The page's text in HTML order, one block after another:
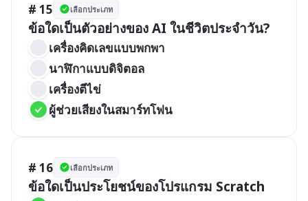
# 15 เลือกประเภท
ข้อใดเป็นตัวอย่างของ AI ในชีวิตประจำวัน?
เครื่องคิดเลขแบบพกพา
นาฬิกาแบบดิจิตอล
เครื่องตีไข่
ผู้ช่วยเสียงในสมาร์ทโฟน
# 16 เลือกประเภท
ข้อใดเป็นประโยชน์ของโปรแกรม Scratch